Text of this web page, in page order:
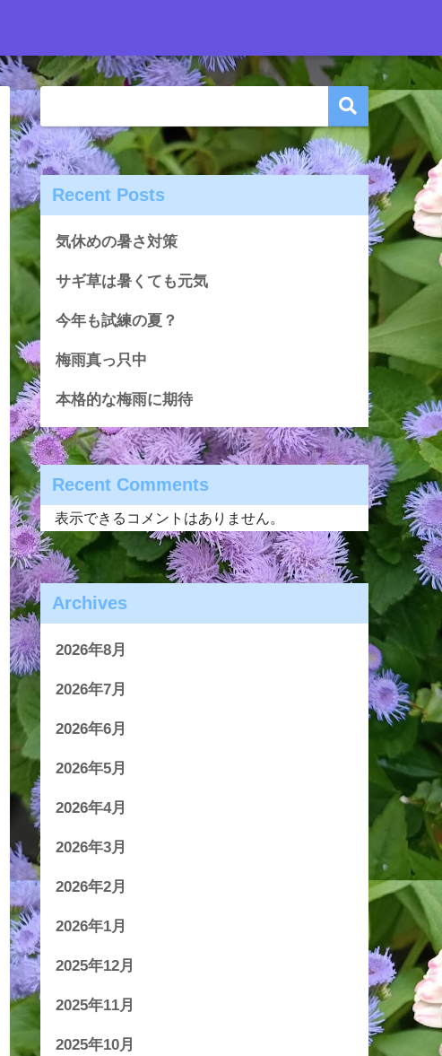
Recent Posts
気休めの暑さ対策
サギ草は暑くても元気
今年も試練の夏？
梅雨真っ只中
本格的な梅雨に期待
Recent Comments
表示できるコメントはありません。
Archives
2026年8月
2026年7月
2026年6月
2026年5月
2026年4月
2026年3月
2026年2月
2026年1月
2025年12月
2025年11月
2025年10月